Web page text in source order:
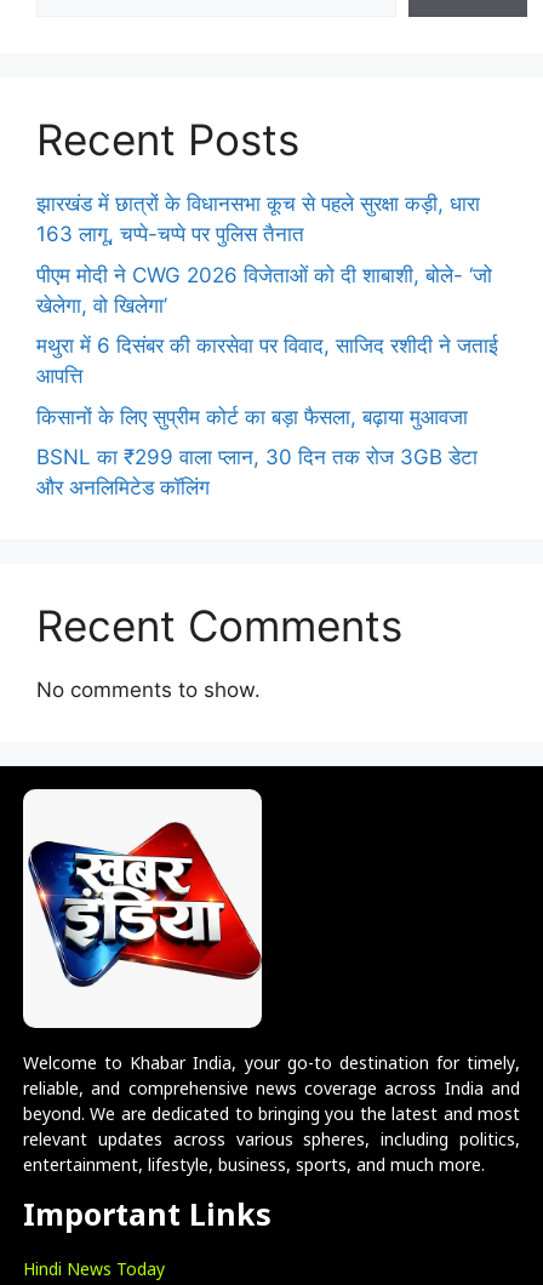
Recent Posts
झारखंड में छात्रों के विधानसभा कूच से पहले सुरक्षा कड़ी, धारा
163 लागू, चप्पे-चप्पे पर पुलिस तैनात
पीएम मोदी ने CWG 2026 विजेताओं को दी शाबाशी, बोले- ‘जो
खेलेगा, वो खिलेगा’
मथुरा में 6 दिसंबर की कारसेवा पर विवाद, साजिद रशीदी ने जताई
आपत्ति
किसानों के लिए सुप्रीम कोर्ट का बड़ा फैसला, बढ़ाया मुआवजा
BSNL का ₹299 वाला प्लान, 30 दिन तक रोज 3GB डेटा
और अनलिमिटेड कॉलिंग
Recent Comments
No comments to show.
Welcome to Khabar India, your go-to destination for timely,
reliable, and comprehensive news coverage across India and
beyond. We are dedicated to bringing you the latest and most
relevant updates across various spheres, including politics,
entertainment, lifestyle, business, sports, and much more.
Important Links
Hindi News Today